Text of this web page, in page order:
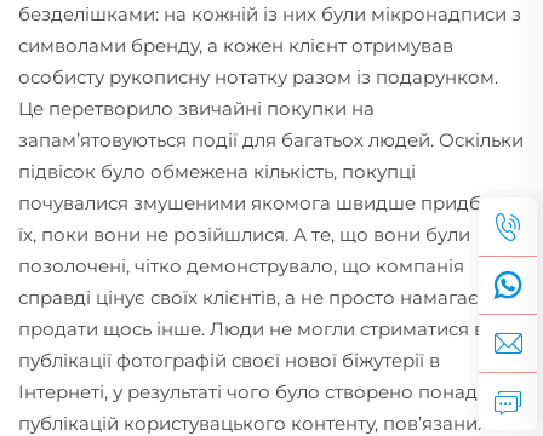
безделішками: на кожній із них були мікронадписи з
символами бренду, а кожен клієнт отримував
особисту рукописну нотатку разом із подарунком.
Це перетворило звичайні покупки на
запам’ятовуються події для багатьох людей. Оскільки
підвісок було обмежена кількість, покупці
почувалися змушеними якомога швидше придбати
їх, поки вони не розійшлися. А те, що вони були
позолочені, чітко демонструвало, що компанія
справді цінує своїх клієнтів, а не просто намагається
продати щось інше. Люди не могли стриматися від
публікації фотографій своєї нової біжутерії в
Інтернеті, у результаті чого було створено понад 800
публікацій користувацького контенту, пов’язаних із